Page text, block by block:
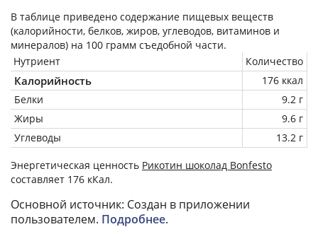
В таблице приведено содержание пищевых веществ
(калорийности, белков, жиров, углеводов, витаминов и
минералов) на 100 грамм съедобной части.
Нутриент
Количество
Калорийность
176 ккал
Белки
9.2 г
Жиры
9.6 г
Углеводы
13.2 г
Энергетическая ценность Рикотин шоколад Bonfesto
составляет 176 кКал.
Основной источник: Создан в приложении
пользователем. Подробнее.